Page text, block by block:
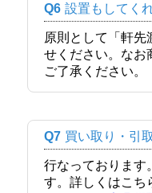
Q6 設置もしてく
原則として「軒
せください。なお
ご了承ください。
Q7 買い取り・引
行なっております
す。詳しくはこち